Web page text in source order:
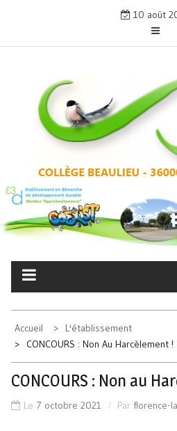
content
10 août
COLLÈGE
Accueil
L'établissement
CONCOURS : Non Au Harcèlement !
CONCOURS : Non au
Le 7 octobre 2021 Par florence-